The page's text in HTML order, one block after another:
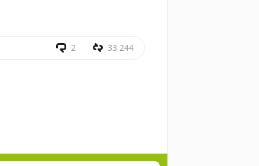
2 33 244